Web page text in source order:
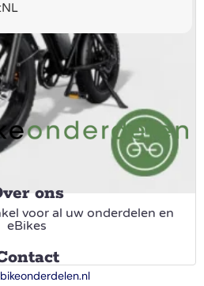
ons
voor al uw onderdelen en
eBikes